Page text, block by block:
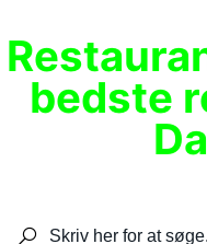
bedste